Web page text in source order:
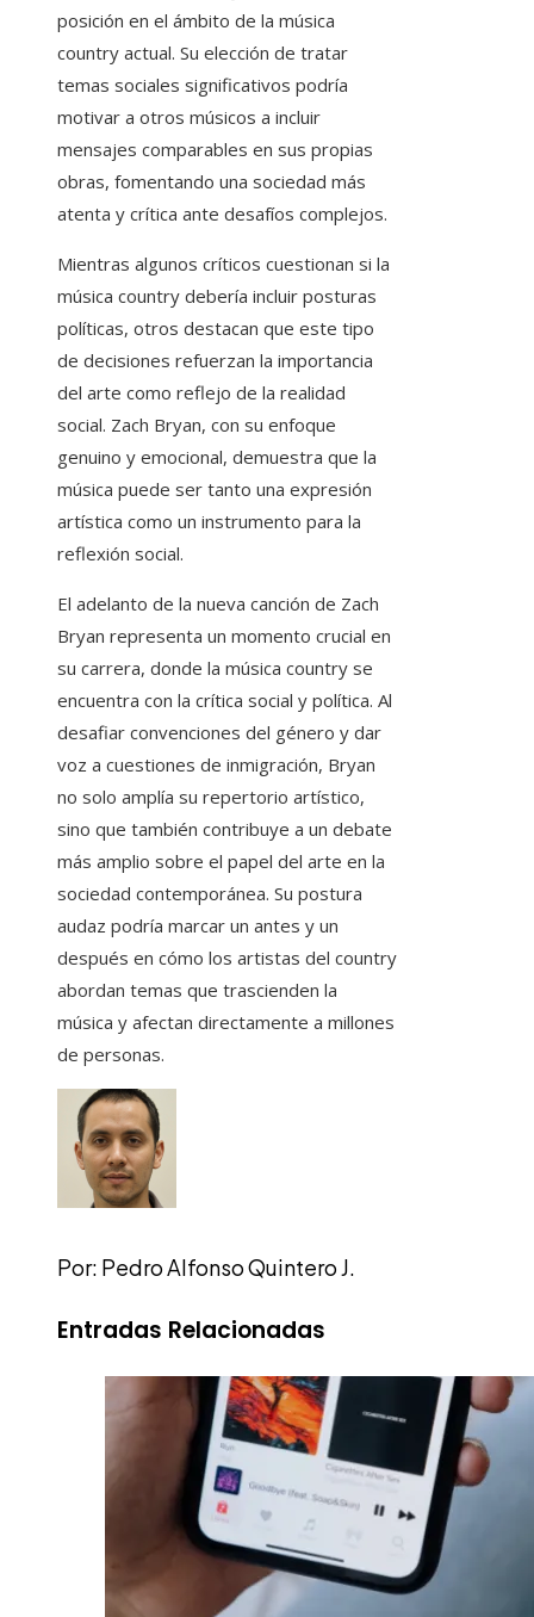
posición en el ámbito de la música
country actual. Su elección de tratar
temas sociales significativos podría
motivar a otros músicos a incluir
mensajes comparables en sus propias
obras, fomentando una sociedad más
atenta y crítica ante desafíos complejos.
Mientras algunos críticos cuestionan si la
música country debería incluir posturas
políticas, otros destacan que este tipo
de decisiones refuerzan la importancia
del arte como reflejo de la realidad
social. Zach Bryan, con su enfoque
genuino y emocional, demuestra que la
música puede ser tanto una expresión
artística como un instrumento para la
reflexión social.
El adelanto de la nueva canción de Zach
Bryan representa un momento crucial en
su carrera, donde la música country se
encuentra con la crítica social y política. Al
desafiar convenciones del género y dar
voz a cuestiones de inmigración, Bryan
no solo amplía su repertorio artístico,
sino que también contribuye a un debate
más amplio sobre el papel del arte en la
sociedad contemporánea. Su postura
audaz podría marcar un antes y un
después en cómo los artistas del country
abordan temas que trascienden la
música y afectan directamente a millones
de personas.
Por: Pedro Alfonso Quintero J.
Entradas Relacionadas